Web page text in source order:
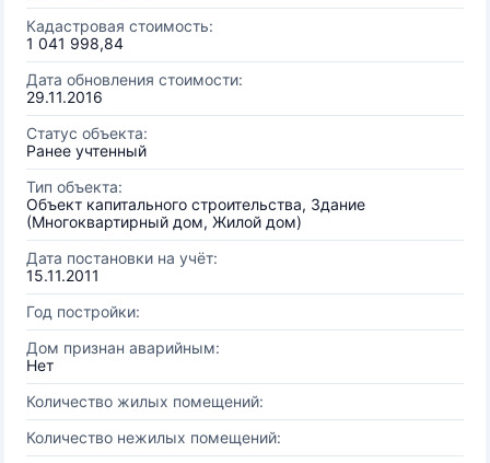
Кадастровая стоимость:
1 041 998,84
Дата обновления стоимости:
29.11.2016
Статус объекта:
Ранее учтенный
Тип объекта:
Объект капитального строительства, Здание
(Многоквартирный дом, Жилой дом)
Дата постановки на учёт:
15.11.2011
Год постройки:
Дом признан аварийным:
Нет
Количество жилых помещений:
Количество нежилых помещений: